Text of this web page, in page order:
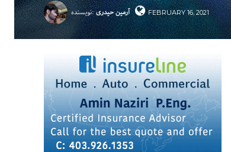
نویسنده: آرمین حیدری FEBRUARY 16, 2021